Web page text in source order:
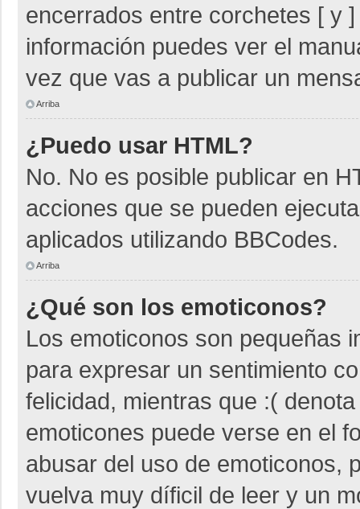
encerrados entre corchetes [ y
información puedes ver el
vez que vas a publicar un
Arriba
¿Puedo usar HTML?
No. No es posible publicar en
acciones que se pueden
aplicados utilizando BBCodes.
Arriba
¿Qué son los emoticonos?
Los emoticonos son pequeñas
para expresar un sentimiento
felicidad, mientras que :(
emoticones puede verse en el
abusar del uso de emoticonos,
vuelva muy díficil de leer y un